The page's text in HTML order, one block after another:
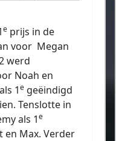
e prijs in de
voor Megan
werd
Noah en
1e geëindigd
Tenslotte in
als 1e
en Max. Verder